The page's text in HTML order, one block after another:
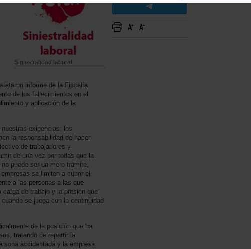
Siniestralidad laboral
un informe de la Fiscalía
de los fallecimientos en el
y aplicación de la
exigencias: los
la responsabilidad de hacer
de trabajadores y
de una vez por todas que la
puede ser un mero trámite,
se limiten a cubrir el
a las personas a las que
de trabajo y la presión que
se juega con la continuidad
de la posición que ha
tratando de repartir la
accidentada y la empresa.